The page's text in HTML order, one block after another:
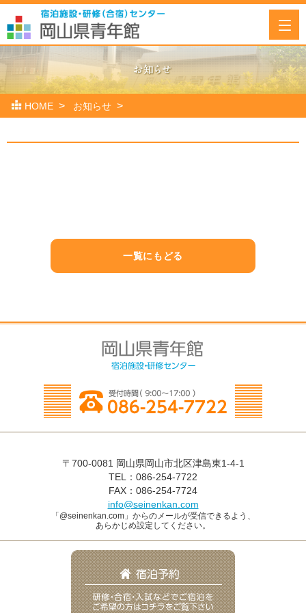
HOME お知らせ
一覧にもどる
〒700-0081 岡山県岡山市北区津島東1-4-1
TEL：086-254-7722
FAX：086-254-7724
info@seinenkan.com
「@seinenkan.com」からのメールが受信できるよう、
あらかじめ設定してください。